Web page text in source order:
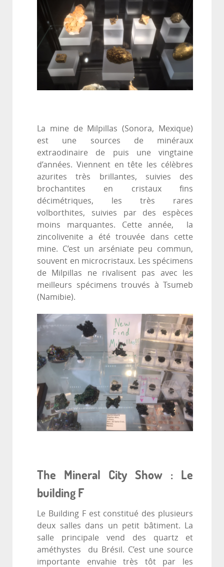
La mine de Milpillas (Sonora, Mexique)
est une sources de minéraux
extraodinaire de puis une vingtaine
d’années. Viennent en tête les célèbres
azurites très brillantes, suivies des
brochantites en cristaux fins
décimétriques, les très rares
volborthites, suivies par des espèces
moins marquantes. Cette année, la
zincolivenite a été trouvée dans cette
mine. C’est un arséniate peu commun,
souvent en microcristaux. Les spécimens
de Milpillas ne rivalisent pas avec les
meilleurs spécimens trouvés à Tsumeb
(Namibie).
The Mineral City Show : Le
building F
Le Building F est constitué des plusieurs
deux salles dans un petit bâtiment. La
salle principale vend des quartz et
améthystes du Brésil. C’est une source
importante envahie très tôt par les